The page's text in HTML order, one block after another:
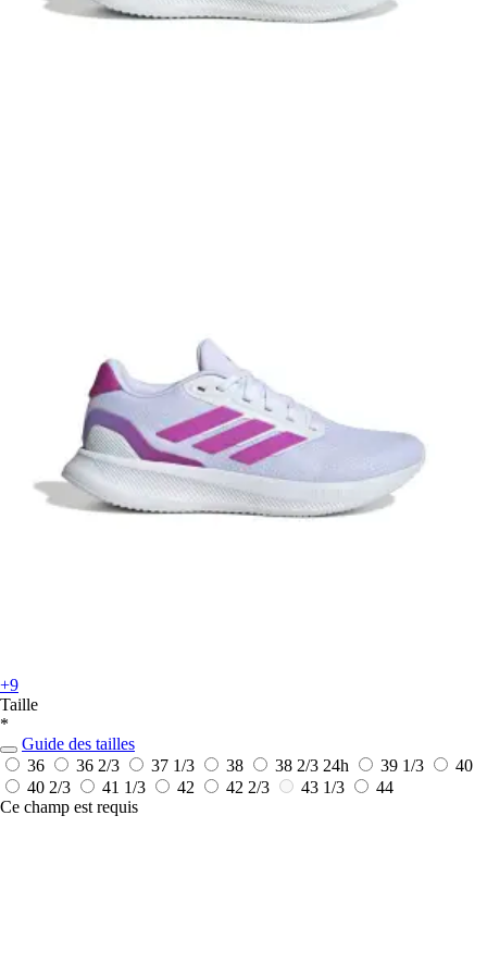
+9
Taille
*
Guide des tailles
36
36 2/3 37 1/3 38 38 2/3 24h 39 1/3
40
40 2/3
41 1/3 42 42 2/3 43 1/3
44
Ce champ est requis